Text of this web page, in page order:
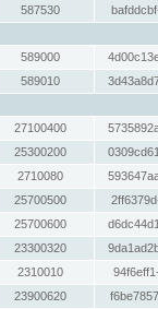
587530
589000
589010
27100400
25300200
2710080
25700500
25700600
23300320
2310010
23900620